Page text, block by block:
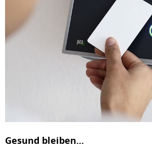
Gesund bleiben...